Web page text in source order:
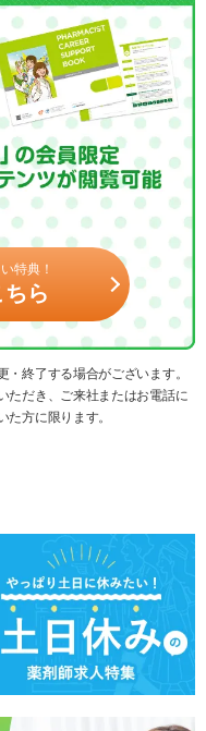
特典！
ら
終了する場合がございます。
ただき、ご来社またはお電話に
方に限ります。